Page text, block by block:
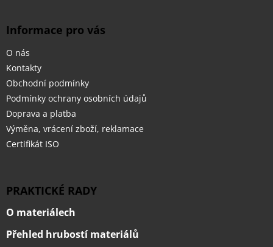
Informace pro vás
O nás
Kontakty
Obchodní podmínky
Podmínky ochrany osobních údajů
Doprava a platba
Výměna, vrácení zboží, reklamace
Certifikát ISO
PRAKTICKÉ RADY
O materiálech
Přehled hrubostí materiálů